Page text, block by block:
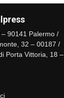
90141 Palermo /
32 – 00187 /
Porta Vittoria, 18 –